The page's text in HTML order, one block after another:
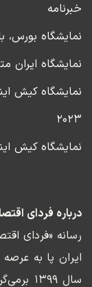
خبرنامه
نمایشگاه بورس،
نمایشگاه ایران متافو
نمایشگاه کیش
۲۰۲۳
نمایشگاه کیش
درباره فردای
رسانه «فردای
ایران پا به
سال